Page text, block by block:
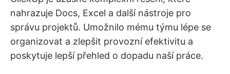
nahrazuje Docs, Excel a další nástroje pro
správu projektů. Umožnilo mému týmu lépe se
organizovat a zlepšit provozní efektivitu a
poskytuje lepší přehled o dopadu naší práce.